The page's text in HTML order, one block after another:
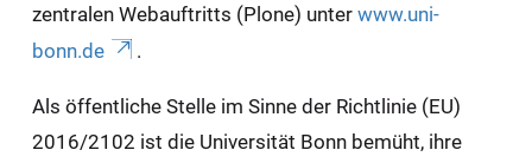
zentralen Webauftritts (Plone) unter www.uni-
bonn.de
.
Als öffentliche Stelle im Sinne der Richtlinie (EU)
2016/2102 ist die Universität Bonn bemüht, ihre